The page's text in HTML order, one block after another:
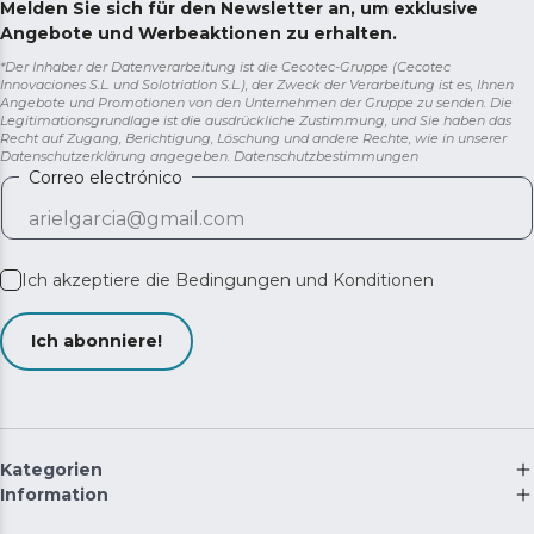
Melden Sie sich für den Newsletter an, um exklusive
Angebote und Werbeaktionen zu erhalten.
*Der Inhaber der Datenverarbeitung ist die Cecotec-Gruppe (Cecotec
Innovaciones S.L. und Solotriatlon S.L.), der Zweck der Verarbeitung ist es, Ihnen
Angebote und Promotionen von den Unternehmen der Gruppe zu senden. Die
Legitimationsgrundlage ist die ausdrückliche Zustimmung, und Sie haben das
Recht auf Zugang, Berichtigung, Löschung und andere Rechte, wie in unserer
Datenschutzerklärung angegeben. Datenschutzbestimmungen
Correo electrónico
Ich akzeptiere die Bedingungen und Konditionen
Ich abonniere!
Kategorien
Information